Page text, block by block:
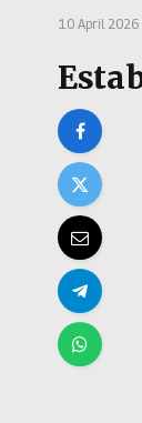
10 April 2026